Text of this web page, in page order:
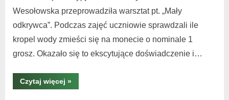
Wesołowska przeprowadziła warsztat pt. „Mały
odkrywca”. Podczas zajęć uczniowie sprawdzali ile
kropel wody zmieści się na monecie o nominale 1
grosz. Okazało się to ekscytujące doświadczenie i…
Czytaj więcej »